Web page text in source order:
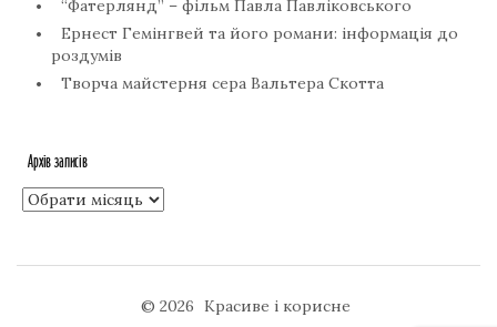
“Фатерлянд” – фільм Павла Павліковського
Ернест Гемінгвей та його романи: інформація до
роздумів
Творча майстерня сера Вальтера Скотта
Архів записів
Архів
© 2026 Красиве і корисне